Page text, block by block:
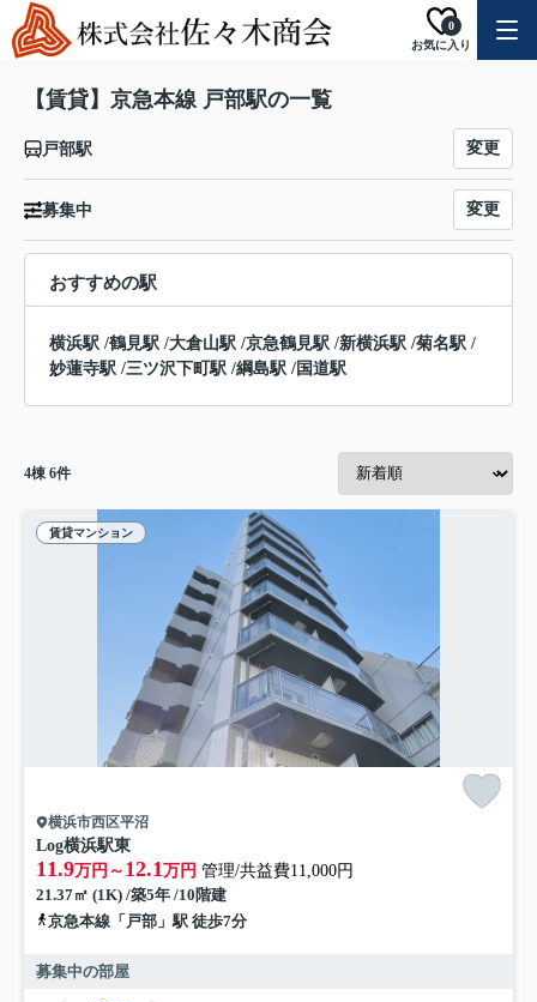
お気に入り
0
【賃貸】京急本線 戸部駅の一覧
戸部駅 変更
募集中 変更
おすすめの駅
横浜駅 /鶴見駅 /大倉山駅 /京急鶴見駅 /新横浜駅 /菊名駅 /
妙蓮寺駅 /三ツ沢下町駅 /綱島駅 /国道駅
4棟 6件
賃貸マンション
横浜市西区平沼
Log横浜駅東
11.9万円～ 12.1万円 管理/共益費11,000円
21.37㎡ (1K) /築5年 /10階建
京急本線「戸部」駅 徒歩7分
募集中の部屋